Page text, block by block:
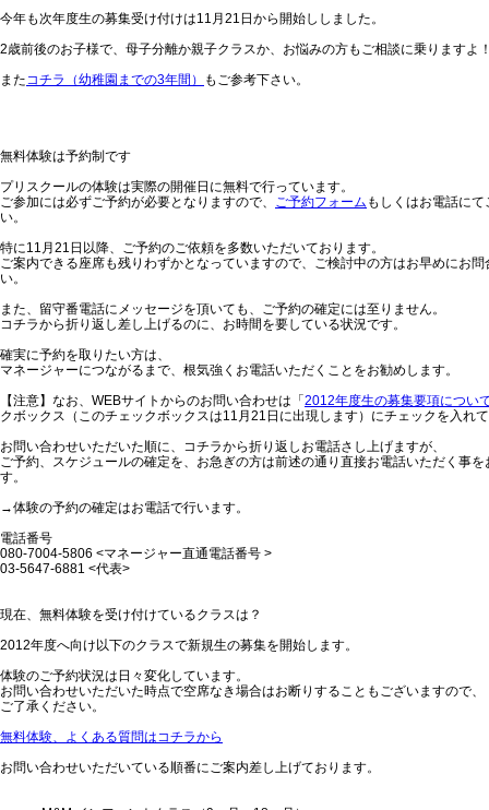
今年も次年度生の募集受け付けは11月21日から開始ししました。
2歳前後のお子様で、母子分離か親子クラスか、お悩みの方もご相談に乗りますよ
またコチラ（幼稚園までの3年間） もご参考下さい。
無料体験は予約制です
プリスクールの体験は実際の開催日に無料で行っています。
ご参加には必ずご予約が必要となりますので、 ご予約フォーム もしくはお電話にて
い。
特に11月21日以降、ご予約のご依頼を多数いただいております。
ご案内できる座席も残りわずかとなっていますので、ご検討中の方はお早めにお問
い。
また、留守番電話にメッセージを頂いても、ご予約の確定には至りません。
コチラから折り返し差し上げるのに、お時間を要している状況です。
確実に予約を取りたい方は、
マネージャーにつながるまで、根気強くお電話いただくことをお勧めします。
【注意】なお、WEBサイトからのお問い合わせは「 2012年度生の募集要項につい
クボックス（このチェックボックスは11月21日に出現します）にチェックを入れ
お問い合わせいただいた順に、コチラから折り返しお電話さし上げますが、
ご予約、スケジュールの確定を、お急ぎの方は前述の通り直接お電話いただく事を
す。
→体験の予約の確定はお電話で行います。
電話番号
080-7004-5806 <マネージャー直通電話番号 >
03-5647-6881 <代表>
現在、無料体験を受け付けているクラスは？
2012年度へ向け以下のクラスで新規生の募集を開始します。
体験のご予約状況は日々変化しています。
お問い合わせいただいた時点で空席なき場合はお断りすることもございますので、
ご了承ください。
無料体験、よくある質問はコチラから
お問い合わせいただいている順番にご案内差し上げております。